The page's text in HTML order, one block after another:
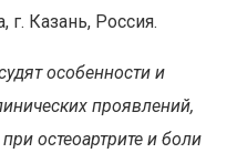
г. Казань, Россия.
особенности и
проявлений,
остеоартрите и боли